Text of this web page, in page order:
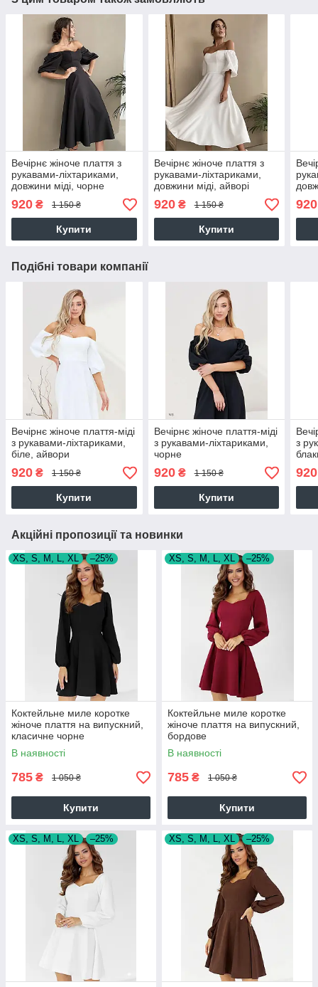
Вечірнє жіноче плаття з
рукавами-ліхтариками,
довжини міді, чорне
920 ₴ 1 150 ₴
Купити
Вечірнє жіноче плаття з
рукавами-ліхтариками,
довжини міді, айворі
920₴ 1 150 ₴
Купити
920
Подібні товари компанії
Вечірнє жіноче плаття-міді
з рукавами-ліхтариками,
біле, айвори
920 ₴ 1 150 ₴
Купити
Вечірнє жіноче плаття-міді
з рукавами-ліхтариками,
чорне
920₴ 1 150 ₴
Купити
з
920
Акційні пропозиції та новинки
XS, S, M, L, XL –25%
Коктейльне миле коротке
жіноче плаття на випускний,
класичне чорне
В наявності
785 ₴ 1 050 ₴
Купити
XS, S, M, L, XL –25%
Коктейльне миле коротке
жіноче плаття на випускний,
бордове
В наявності
785 ₴ 1 050 ₴
Купити
XS, S, M, L, XL –25% XS, S, M, L, XL –25%